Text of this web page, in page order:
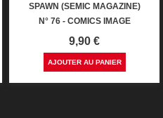
SPAWN (SEMIC MAGAZINE)
N° 76 - COMICS IMAGE
Prix
9,90 €
AJOUTER AU PANIER